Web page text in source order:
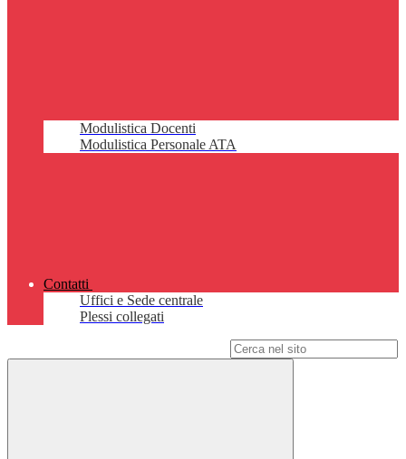
Modulistica Docenti
Modulistica Personale ATA
Contatti
Uffici e Sede centrale
Plessi collegati